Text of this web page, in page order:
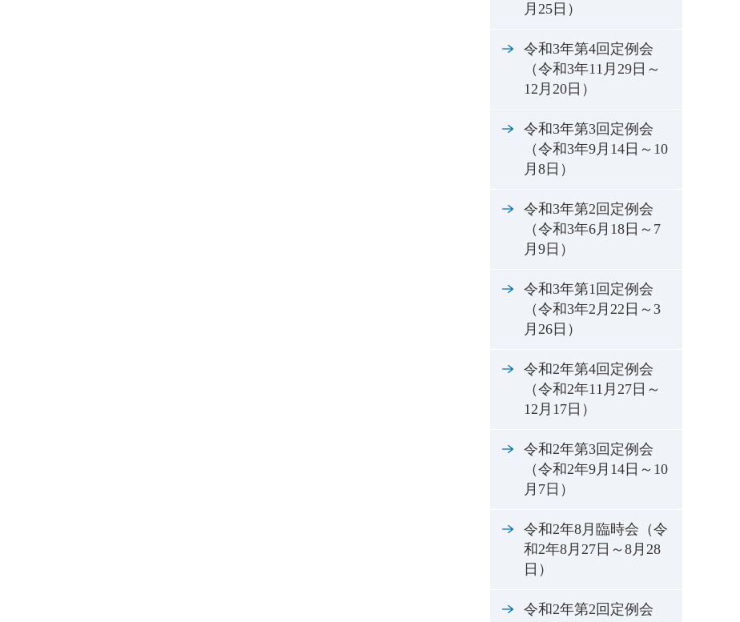
月25日）
令和3年第4回定例会
（令和3年11月29日～
12月20日）
令和3年第3回定例会
（令和3年9月14日～10
月8日）
令和3年第2回定例会
（令和3年6月18日～7
月9日）
令和3年第1回定例会
（令和3年2月22日～3
月26日）
令和2年第4回定例会
（令和2年11月27日～
12月17日）
令和2年第3回定例会
（令和2年9月14日～10
月7日）
令和2年8月臨時会（令
和2年8月27日～8月28
日）
令和2年第2回定例会